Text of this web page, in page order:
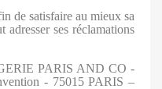
de satisfaire au mieux sa
ses réclamations
PARIS AND CO -
- 75015 PARIS –